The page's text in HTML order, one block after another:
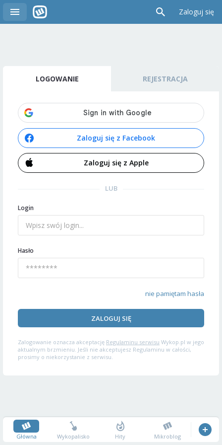
Zaloguj się
LOGOWANIE REJESTRACJA
Zaloguj się z Facebook
Zaloguj się z Apple
LUB
Login
Hasło
nie pamiętam hasła
ZALOGUJ SIĘ
Zalogowanie oznacza akceptację Regulaminu serwisu Wykop.pl w jego
aktualnym brzmieniu. Jeśli nie akceptujesz Regulaminu w całości,
prosimy o niekorzystanie z serwisu.
Główna Wykopalisko Hity Mikroblog